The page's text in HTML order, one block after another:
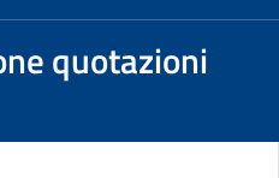
quotazioni